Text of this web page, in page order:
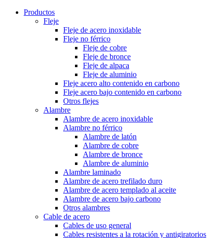
Productos
Fleje
Fleje de acero inoxidable
Fleje no férrico
Fleje de cobre
Fleje de bronce
Fleje de alpaca
Fleje de aluminio
Fleje acero alto contenido en carbono
Fleje acero bajo contenido en carbono
Otros flejes
Alambre
Alambre de acero inoxidable
Alambre no férrico
Alambre de latón
Alambre de cobre
Alambre de bronce
Alambre de aluminio
Alambre laminado
Alambre de acero trefilado duro
Alambre de acero templado al aceite
Alambre de acero bajo carbono
Otros alambres
Cable de acero
Cables de uso general
Cables resistentes a la rotación y antigiratorios